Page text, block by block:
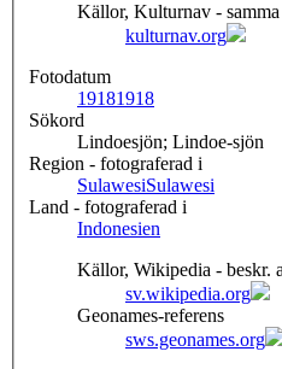
Källor, Kulturnav - samma
kulturnav.org
Fotodatum
19181918
Sökord
Lindoesjön; Lindoe-sjön
Region - fotograferad i
SulawesiSulawesi
Land - fotograferad i
Indonesien
Källor, Wikipedia - beskr.
sv.wikipedia.org
Geonames-referens
sws.geonames.org